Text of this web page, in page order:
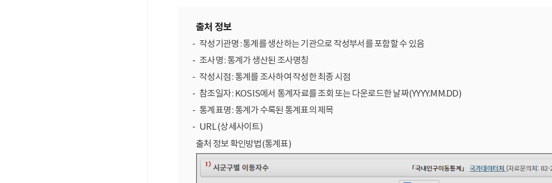
출처 정보
작성기관명 : 통계를 생산하는 기관으로 작성부서를 포함할 수 있음
조사명 : 통계가 생산된 조사명칭
작성시점 : 통계를 조사하여 작성한 최종 시점
참조일자 : KOSIS에서 통계자료를 조회 또는 다운로드한 날짜(YYYY.MM.DD)
통계표명 : 통계가 수록된 통계표의 제목
URL (상세사이트)
출처 정보 확인방법(통계표)